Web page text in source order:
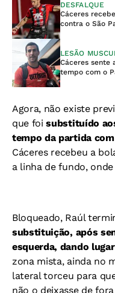
DESFALQUE
Cáceres
contra o São
LESÃO
Cáceres sente
tempo com o
Agora, não existe
que foisubstituído
tempo da partida
Cáceres recebeu a
a linha de fundo,
Bloqueado, Raúl
substituição, após
esquerda, dando
zona mista, ainda no
lateral torceu para
não o deixasse de